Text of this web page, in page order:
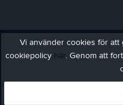
Vi använder cookies för att
cookiepolicy här. Genom att